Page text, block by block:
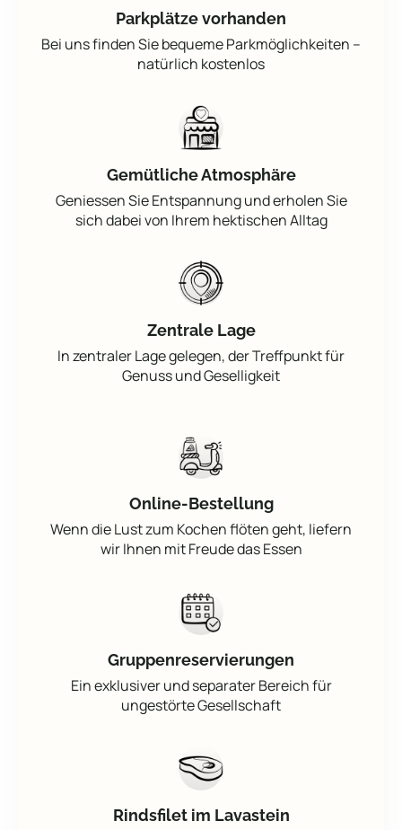
Parkplätze vorhanden
Bei uns finden Sie bequeme Parkmöglichkeiten –
natürlich kostenlos
Gemütliche Atmosphäre
Geniessen Sie Entspannung und erholen Sie
sich dabei von Ihrem hektischen Alltag
Zentrale Lage
In zentraler Lage gelegen, der Treffpunkt für
Genuss und Geselligkeit
Online-Bestellung
Wenn die Lust zum Kochen flöten geht, liefern
wir Ihnen mit Freude das Essen
Gruppenreservierungen
Ein exklusiver und separater Bereich für
ungestörte Gesellschaft
Rindsfilet im Lavastein